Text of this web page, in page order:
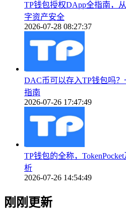
TP钱包授权DApp全指南，
字资产安全
2026-07-28 08:27:37
DAC币可以存入TP钱包吗
指南
2026-07-26 17:47:49
TP钱包的全称，
析
2026-07-26 14:54:49
刚刚更新